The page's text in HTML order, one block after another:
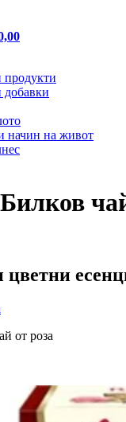
продукти
начин на живот
Билков
цветни
от роза